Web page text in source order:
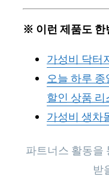
※ 이런 제품도 한
가성비 닥터
오늘 하루
할인 상품
가성비 생차
파트너스 활동을
받